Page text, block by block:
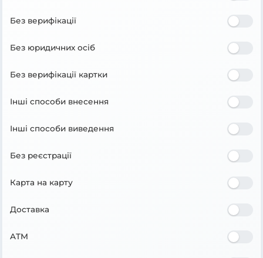
Без верифікації
Без юридичних осіб
Без верифікації картки
Інші способи внесення
Інші способи виведення
Без реєстрації
Карта на карту
Доставка
ATM